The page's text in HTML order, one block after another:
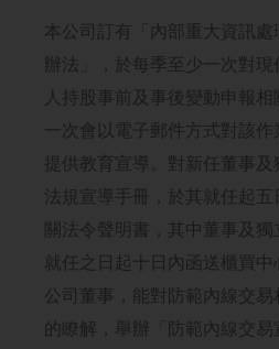
本公司訂有「內部重大資訊處
辦法」，於每季至少一次對
人持股事前及事後變動申報
一次會以電子郵件方式對該
提供教育宣導。對新任董事
法規宣導手冊，於其就任起
關法令聲明書，其中董事及
就任之日起十日內函送櫃買
公司董事，能對防範內線交
的瞭解，舉辦「防範內線交